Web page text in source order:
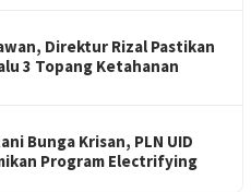
Direktur Rizal Pastikan
3 Topang Ketahanan
Bunga Krisan, PLN UID
Program Electrifying